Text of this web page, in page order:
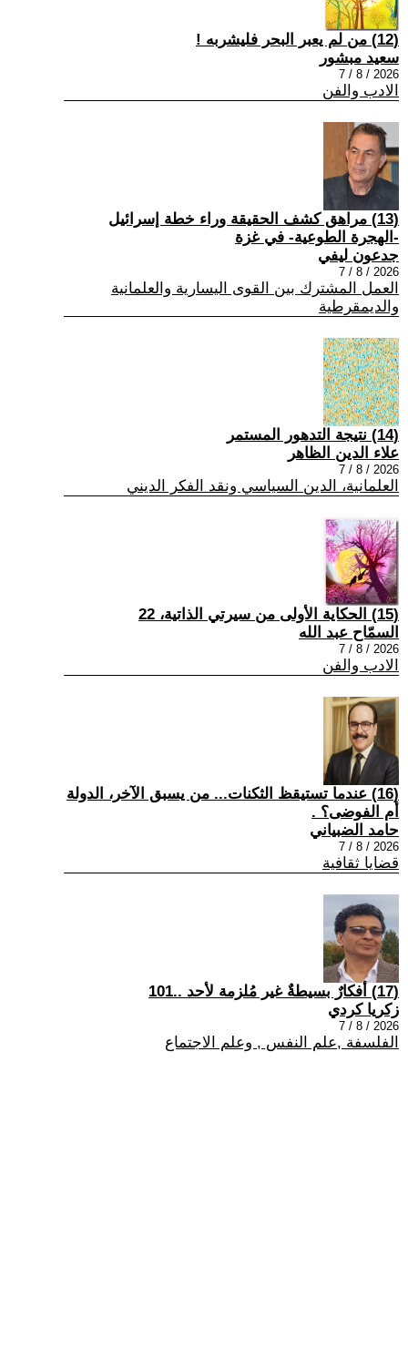
(12) من لم يعبر البحر فليشربه !
سعيد مبشور
2026 / 8 / 7
الادب والفن
(13) مراهق كشف الحقيقة وراء خطة إسرائيل
-الهجرة الطوعية- في غزة
جدعون ليفي
2026 / 8 / 7
العمل المشترك بين القوى اليسارية والعلمانية
والديمقرطية
(14) نتيجة التدهور المستمر
علاء الدين الظاهر
2026 / 8 / 7
العلمانية، الدين السياسي ونقد الفكر الديني
(15) الحكاية الأولى من سيرتي الذاتية، 22
السمّاح عبد الله
2026 / 8 / 7
الادب والفن
(16) عندما تستيقظ الثكنات... من يسبق الآخر، الدولة
أم الفوضى؟ .
حامد الضبياني
2026 / 8 / 7
قضايا ثقافية
(17) أفكارٌ بسيطةٌ غير مُلزمة لأحد ..101
زكريا كردي
2026 / 8 / 7
الفلسفة ,علم النفس , وعلم الاجتماع